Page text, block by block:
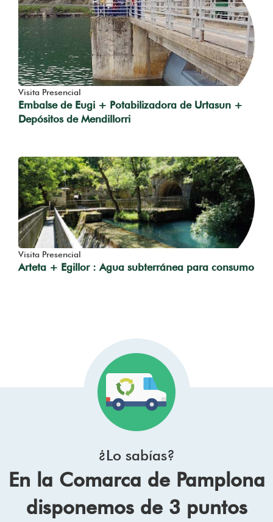
Visita Presencial
Embalse de Eugi + Potabilizadora de Urtasun +
Depósitos de Mendillorri
Visita Presencial
Arteta + Egillor : Agua subterránea para consumo
¿Lo sabías?
En la Comarca de Pamplona
disponemos de 3 puntos